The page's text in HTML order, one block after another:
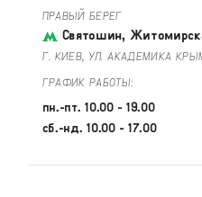
ПРАВЫЙ БЕРЕГ
Святошин,
Г. КИЕВ, УЛ. АКАДЕМИКА
ГРАФИК РАБОТЫ:
пн.-пт. 10.00 - 19.00
сб.-нд. 10.00 - 17.00